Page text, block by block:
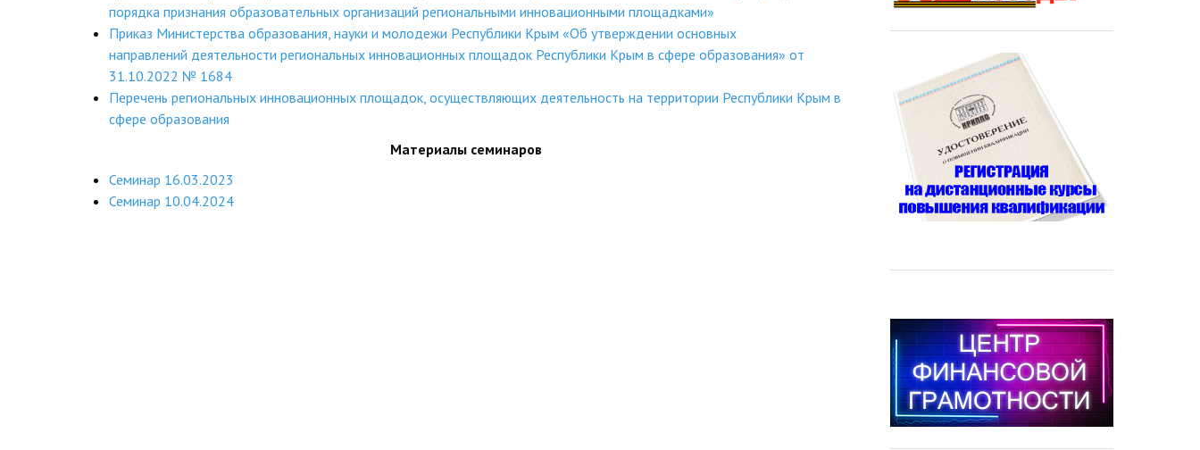
порядка признания образовательных организаций региональными инновационными площадками»
Приказ Министерства образования, науки и молодежи Республики Крым «Об утверждении основных
направлений деятельности региональных инновационных площадок Республики Крым в сфере образования» от
31.10.2022 № 1684
Перечень региональных инновационных площадок, осуществляющих деятельность на территории Республики Крым в
сфере образования
Материалы семинаров
Семинар 16.03.2023
Семинар 10.04.2024